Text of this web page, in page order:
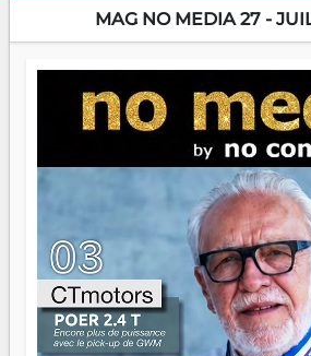
encore meilleures. Aina Rasamoelina
Prix RFI Instrumental Afrique.
jeunes qui tiennent la torche.
s'arrêter là, applaudir et rentrer chez
serait passer à côté d'une chose
brûle fort — et parfois, ça brûle
direction peut éclairer autant qu'elle
là que les aînés entrent en scène —
gouvernail, mais pour montrer où sont
ont la force, les vieux ont
n'est pas un combat de générations
d'équipage. Partagez vos réussites,
Surtout vos échecs, d'ailleurs — ils
n'importe quel manuel. À
Il faut juste s'assurer que tout le
même sens.
MAG NO MEDIA 27 -